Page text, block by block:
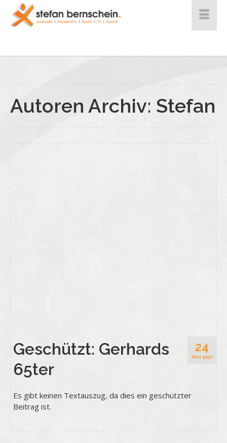
Autoren Archiv: Stefan
24
MAI 2017
Geschützt: Gerhards
65ter
Es gibt keinen Textauszug, da dies ein geschützter
Beitrag ist.